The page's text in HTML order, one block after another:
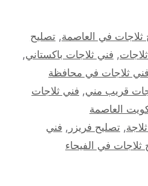
ثلاجات في العاصمة,تصليح
, فني ثلاجات باكستاني,
فني ثلاجات في محافظة
قريب مني, فني ثلاجات
العاصمة
,تصليح فريزر , فني
ثلاجات في الفيحاء